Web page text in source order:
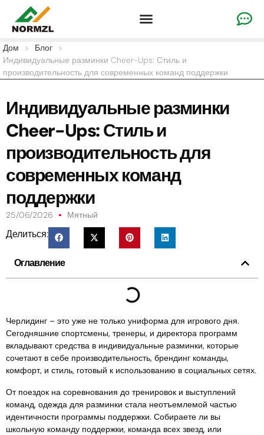
Дом > Блог
>
Индивидуальные разминки Cheer-Ups: Стиль и
производительность для современных команд поддержки
Индивидуальные разминки
Cheer-Ups: Стиль и
производительность для
современных команд
поддержки
25/06/2026 Мятный
Делиться:
Оглавление
Черлидинг – это уже не только униформа для игрового дня.
Сегодняшние спортсмены, тренеры, и директора программ
вкладывают средства в индивидуальные разминки, которые
сочетают в себе производительность, брендинг команды,
комфорт, и стиль, готовый к использованию в социальных сетях.
От поездок на соревнования до тренировок и выступлений
команд, одежда для разминки стала неотъемлемой частью
идентичности программы поддержки. Собираете ли вы
школьную команду поддержки, команда всех звезд, или